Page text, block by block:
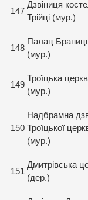
147
Дзвiниця
Трійці (мур.)
148
Палац
(мур.)
149
Троїцька
(мур.)
150
Надбрамна
Троїцької
(мур.)
151
Дмитрівська
(дер.)